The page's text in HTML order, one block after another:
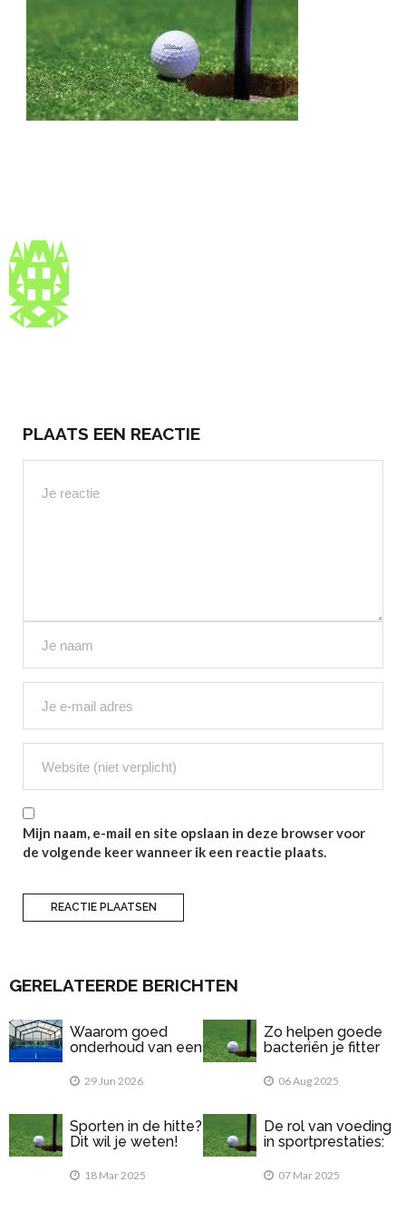
PLAATS EEN REACTIE
Mijn naam, e-mail en site opslaan in deze browser voor
de volgende keer wanneer ik een reactie plaats.
GERELATEERDE BERICHTEN
Waarom goed
onderhoud van een
belangrijk is
29 Jun 2026
Zo helpen goede
bacteriën je fitter
06 Aug 2025
Sporten in de hitte?
Dit wil je weten!
18 Mar 2025
De rol van voeding
in sportprestaties:
na het sporten?
07 Mar 2025